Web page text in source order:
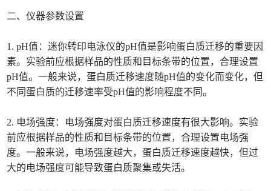
二、仪器参数设置
1. pH值：迷你转印电泳仪的pH值是影响蛋白质迁移的重要因
素。实验前应根据样品的性质和目标条带的位置，合理设置
pH值。一般来说，蛋白质迁移速度随pH值的变化而变化，但
不同蛋白质的迁移速率受pH值的影响程度不同。
2. 电场强度：电场强度对蛋白质迁移速度有很大影响。实验
前应根据样品的性质和目标条带的位置，合理设置电场强
度。一般来说，电场强度越大，蛋白质迁移速度越快，但过
大的电场强度可能导致蛋白质聚集或失活。